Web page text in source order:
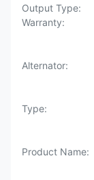
Output Type:
Warranty:
Alternator:
Type:
Product Name: